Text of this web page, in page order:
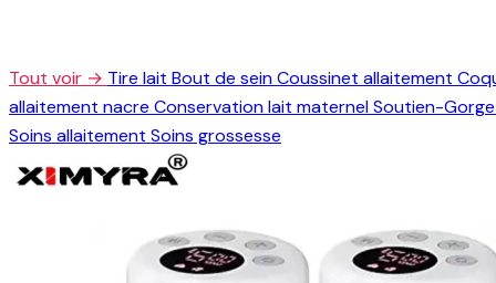
Tout voir → Tire lait Bout de seinCoussinet allaitement
allaitement nacre Conservation lait maternelSoutien-
Soins allaitement Soins grossesse